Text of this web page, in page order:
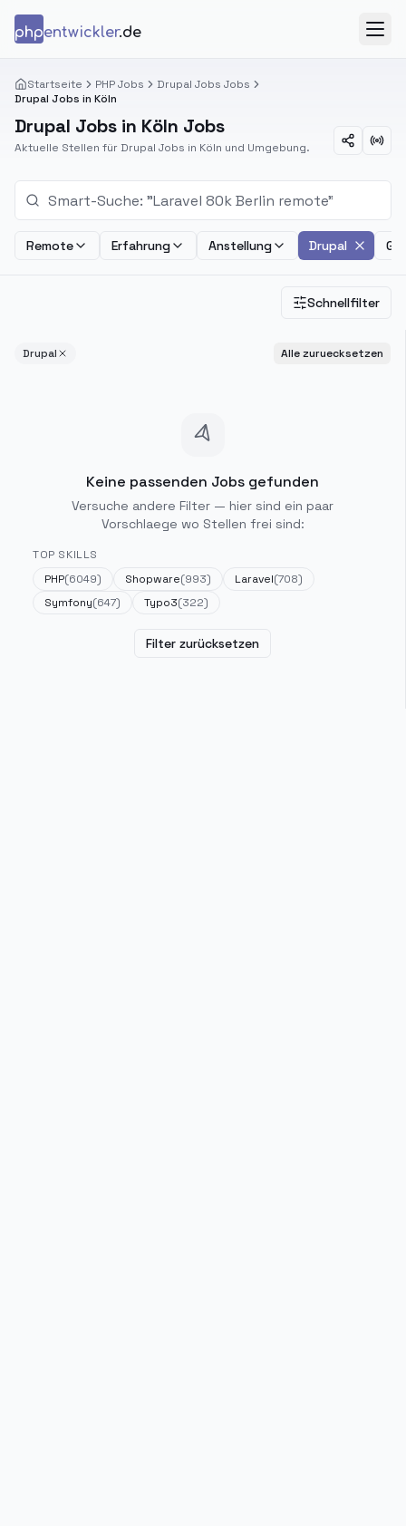
phpentwickler.de
Startseite PHP Jobs
Drupal Jobs Jobs
Drupal Jobs in Köln
Drupal Jobs in Köln Jobs
Aktuelle Stellen für Drupal Jobs in Köln und Umgebung.
Remote Erfahrung Anstellung Drupal
Schnellfilter
Drupal Alle zuruecksetzen
Keine passenden Jobs gefunden
Versuche andere Filter — hier sind ein paar
Vorschlaege wo Stellen frei sind:
TOP SKILLS
PHP(6049) Shopware(993) Laravel(708)
Symfony(647) Typo3(322)
Filter zurücksetzen